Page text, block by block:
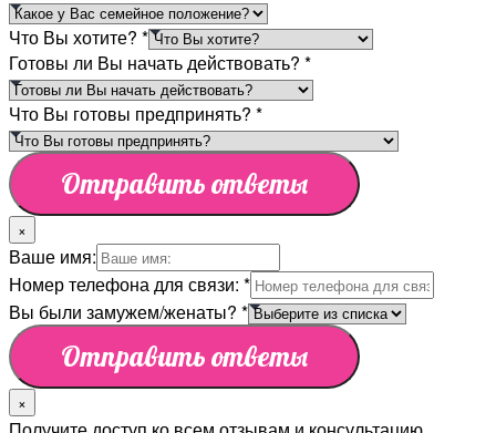
Что Вы хотите? *
Готовы ли Вы начать действовать? *
Что Вы готовы предпринять? *
Отправить ответы
×
Ваше имя:
Номер телефона для связи: *
Вы были замужем/женаты? *
Отправить ответы
×